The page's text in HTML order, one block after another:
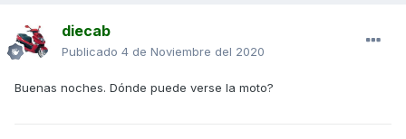
diecab
Publicado 4 de Noviembre del 2020
Buenas noches. Dónde puede verse la moto?